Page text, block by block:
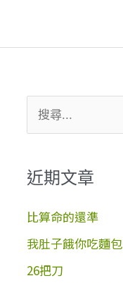
尋
鍵
字
:
近期文章
比算命的還準
我肚子餓你吃麵包
26把刀